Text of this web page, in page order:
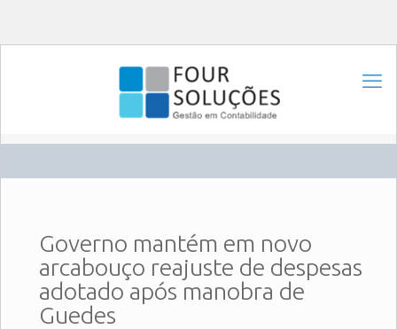
Governo mantém em novo
arcabouço reajuste de despesas
adotado após manobra de
Guedes